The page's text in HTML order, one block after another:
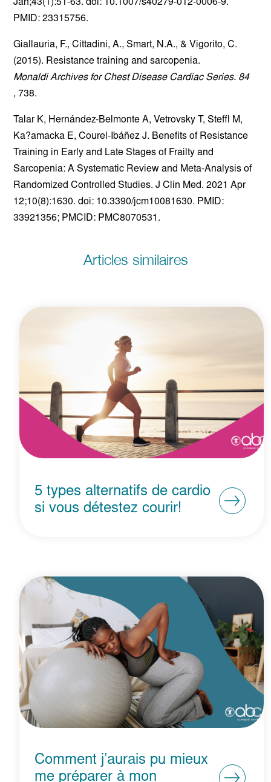
Jan;43(1):51-63. doi: 10.1007/s40279-012-0006-9.
PMID: 23315756.
Giallauria, F., Cittadini, A., Smart, N.A., & Vigorito, C.
(2015). Resistance training and sarcopenia.
Monaldi Archives for Chest Disease Cardiac Series. 84
, 738.
Talar K, Hernández-Belmonte A, Vetrovsky T, Steffl M,
Ka?amacka E, Courel-Ibáñez J. Benefits of Resistance
Training in Early and Late Stages of Frailty and
Sarcopenia: A Systematic Review and Meta-Analysis of
Randomized Controlled Studies. J Clin Med. 2021 Apr
12;10(8):1630. doi: 10.3390/jcm10081630. PMID:
33921356; PMCID: PMC8070531.
Articles similaires
5 types alternatifs de cardio
si vous détestez courir!
Comment j’aurais pu mieux
me préparer à mon